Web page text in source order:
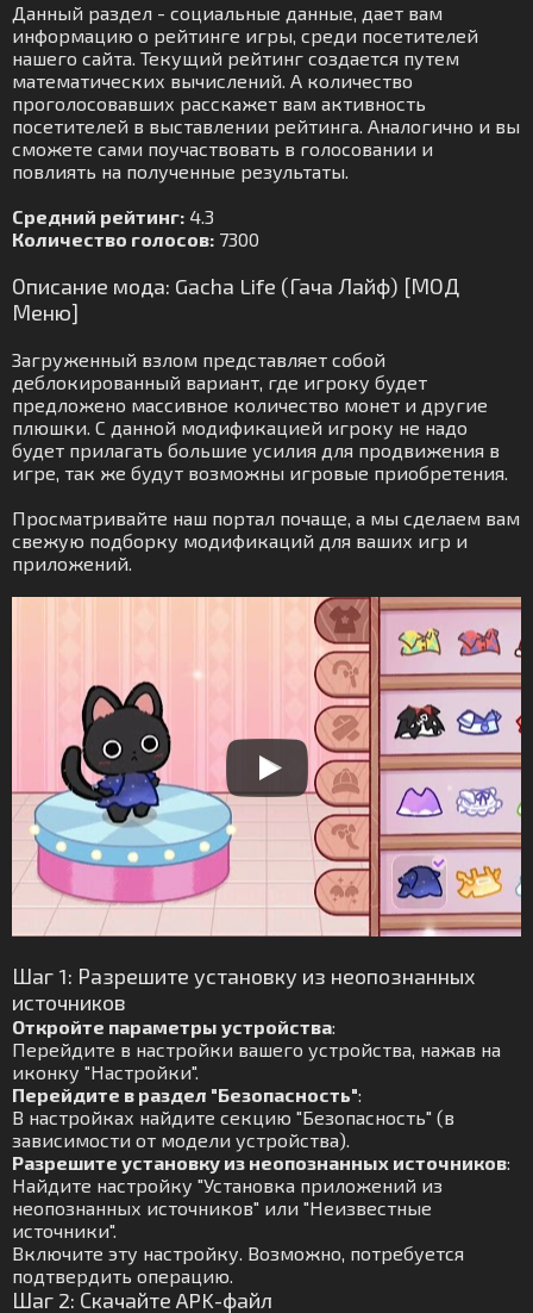
Данный раздел - социальные данные, дает вам
информацию о рейтинге игры, среди посетителей
нашего сайта. Текущий рейтинг создается путем
математических вычислений. А количество
проголосовавших расскажет вам активность
посетителей в выставлении рейтинга. Аналогично и вы
сможете сами поучаствовать в голосовании и
повлиять на полученные результаты.
Средний рейтинг: 4.3
Количество голосов: 7300
Описание мода: Gacha Life (Гача Лайф) [МОД
Меню]
Загруженный взлом представляет собой
деблокированный вариант, где игроку будет
предложено массивное количество монет и другие
плюшки. С данной модификацией игроку не надо
будет прилагать большие усилия для продвижения в
игре, так же будут возможны игровые приобретения.
Просматривайте наш портал почаще, а мы сделаем вам
свежую подборку модификаций для ваших игр и
приложений.
Шаг 1: Разрешите установку из неопознанных
источников
Откройте параметры устройства:
Перейдите в настройки вашего устройства, нажав на
иконку "Настройки".
Перейдите в раздел "Безопасность":
В настройках найдите секцию "Безопасность" (в
зависимости от модели устройства).
Разрешите установку из неопознанных источников:
Найдите настройку "Установка приложений из
неопознанных источников" или "Неизвестные
источники".
Включите эту настройку. Возможно, потребуется
подтвердить операцию.
Шаг 2: Скачайте APK-файл